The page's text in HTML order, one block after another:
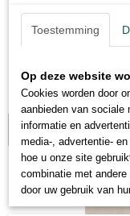
Toestemming
Op deze website
Cookies worden door
aanbieden van sociale
informatie en
media-, advertentie-
hoe u onze site
combinatie met
door uw gebruik van